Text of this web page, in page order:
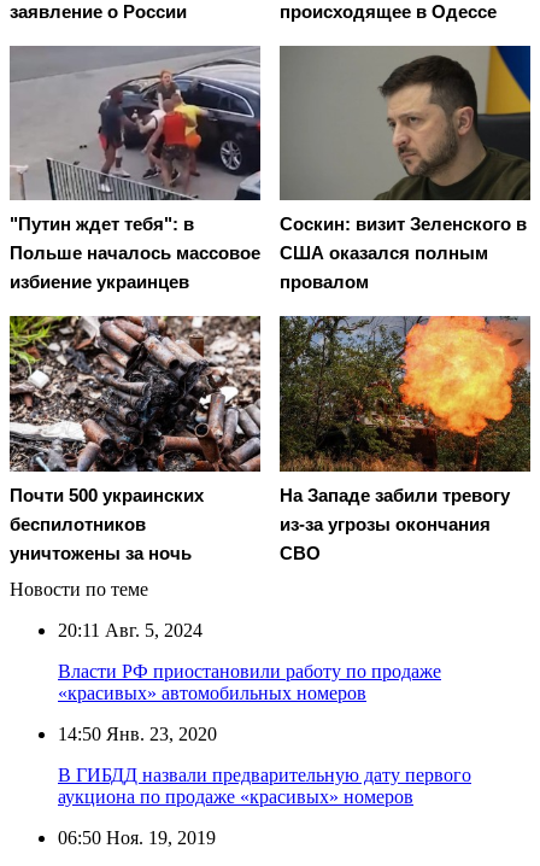
заявление о России
происходящее в Одессе
"Путин ждет тебя": в
Польше началось массовое
избиение украинцев
Соскин: визит Зеленского в
США оказался полным
провалом
Почти 500 украинских
беспилотников
уничтожены за ночь
На Западе забили тревогу
из-за угрозы окончания
СВО
Новости по теме
20:11 Авг. 5, 2024
Власти РФ приостановили работу по продаже
«красивых» автомобильных номеров
14:50 Янв. 23, 2020
В ГИБДД назвали предварительную дату первого
аукциона по продаже «красивых» номеров
06:50 Ноя. 19, 2019